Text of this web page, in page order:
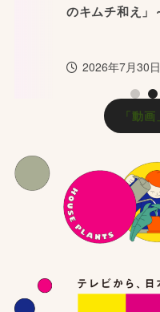
のキムチ和え」
2026年7月30日
1
「動